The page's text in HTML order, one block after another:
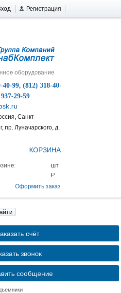
Регистрация
оборудование
40-99, (812) 318-40-
29-59
Санкт-
пр. Луначарского, д.
КОРЗИНА
Оформить заказ
счёт
звонок
сообщение